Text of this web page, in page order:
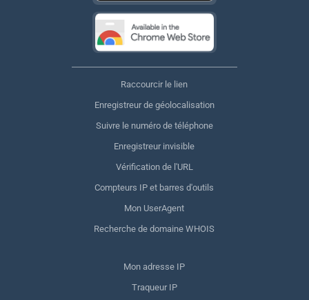
Raccourcir le lien
Enregistreur de géolocalisation
Suivre le numéro de téléphone
Enregistreur invisible
Vérification de l'URL
Compteurs IP et barres d'outils
Mon UserAgent
Recherche de domaine WHOIS
Mon adresse IP
Traqueur IP